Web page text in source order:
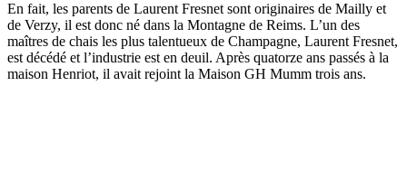
En fait, les parents de Laurent Fresnet sont originaires de Mailly et
de Verzy, il est donc né dans la Montagne de Reims. L’un des
maîtres de chais les plus talentueux de Champagne, Laurent Fresnet,
est décédé et l’industrie est en deuil. Après quatorze ans passés à la
maison Henriot, il avait rejoint la Maison GH Mumm trois ans.